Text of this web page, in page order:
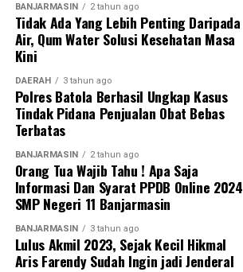
Messenger 0 Twitter
BANJARMASIN 2 tahun ago
Tidak Ada Yang Lebih Penting Daripada
Air, Qum Water Solusi Kesehatan Masa
Kini
DAERAH 3 tahun ago
Polres Batola Berhasil Ungkap Kasus
Tindak Pidana Penjualan Obat Bebas
Terbatas
BANJARMASIN 2 tahun ago
Orang Tua Wajib Tahu ! Apa Saja
Informasi Dan Syarat PPDB Online 2024
SMP Negeri 11 Banjarmasin
BANJARMASIN 3 tahun ago
Lulus Akmil 2023, Sejak Kecil Hikmal
Aris Farendy Sudah Ingin jadi Jenderal